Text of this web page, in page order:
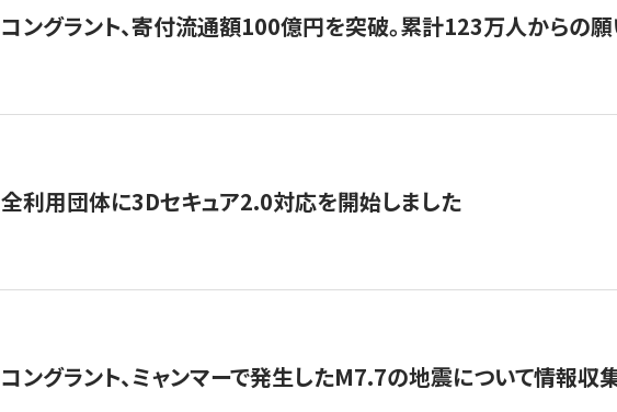
コングラント、寄付流通額100億円を突破。累計123万人からの
全利用団体に3Dセキュア2.0対応を開始しました
コングラント、ミャンマーで発生したM7.7の地震について情報収